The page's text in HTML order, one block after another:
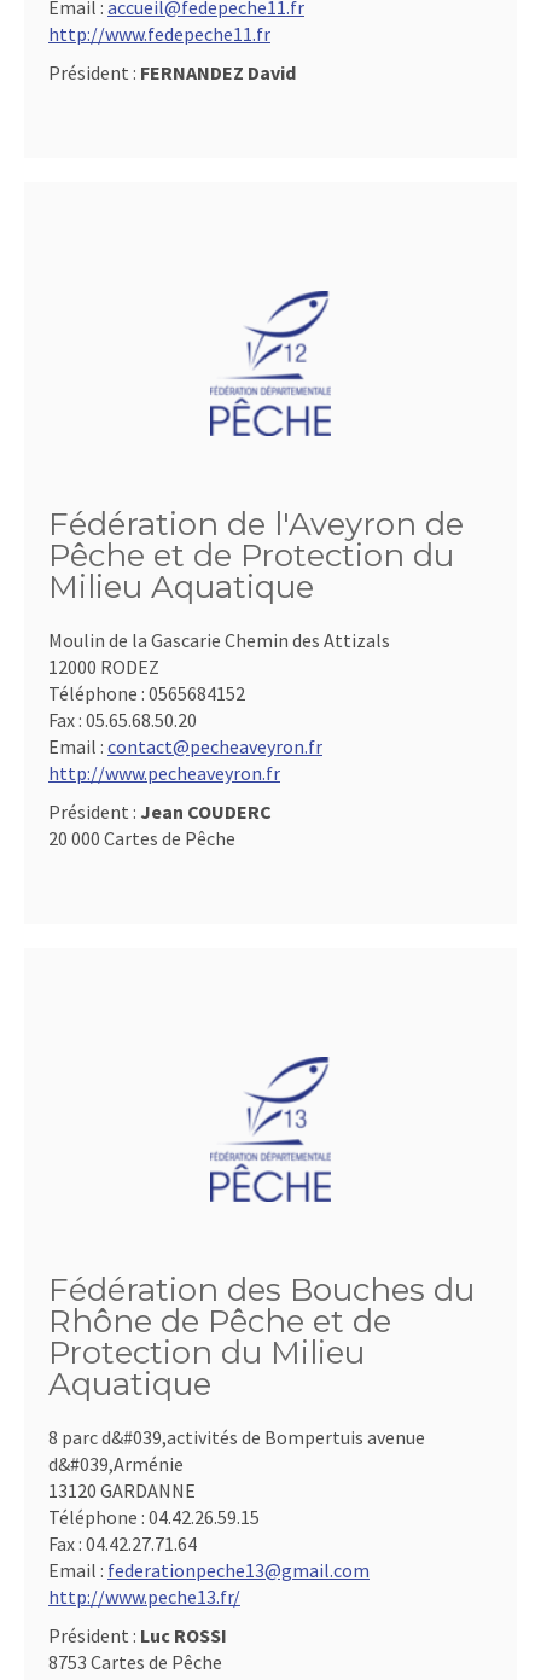
Email : accueil@fedepeche11.fr
http://www.fedepeche11.fr
Président : FERNANDEZ David
Fédération de l'Aveyron de
Pêche et de Protection du
Milieu Aquatique
Moulin de la Gascarie Chemin des Attizals
12000 RODEZ
Téléphone : 0565684152
Fax : 05.65.68.50.20
Email : contact@pecheaveyron.fr
http://www.pecheaveyron.fr
Président : Jean COUDERC
20 000 Cartes de Pêche
Fédération des Bouches du
Rhône de Pêche et de
Protection du Milieu
Aquatique
8 parc d&#039,activités de Bompertuis avenue
d&#039,Arménie
13120 GARDANNE
Téléphone : 04.42.26.59.15
Fax : 04.42.27.71.64
Email : federationpeche13@gmail.com
http://www.peche13.fr/
Président : Luc ROSSI
8753 Cartes de Pêche